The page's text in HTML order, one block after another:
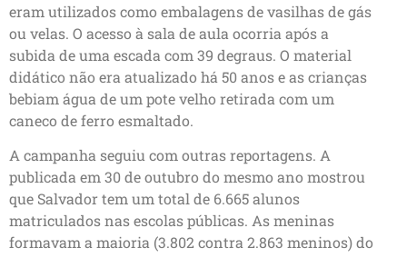
eram utilizados como embalagens de vasilhas de gás
ou velas. O acesso à sala de aula ocorria após a
subida de uma escada com 39 degraus. O material
didático não era atualizado há 50 anos e as crianças
bebiam água de um pote velho retirada com um
caneco de ferro esmaltado.
A campanha seguiu com outras reportagens. A
publicada em 30 de outubro do mesmo ano mostrou
que Salvador tem um total de 6.665 alunos
matriculados nas escolas públicas. As meninas
formavam a maioria (3.802 contra 2.863 meninos) do